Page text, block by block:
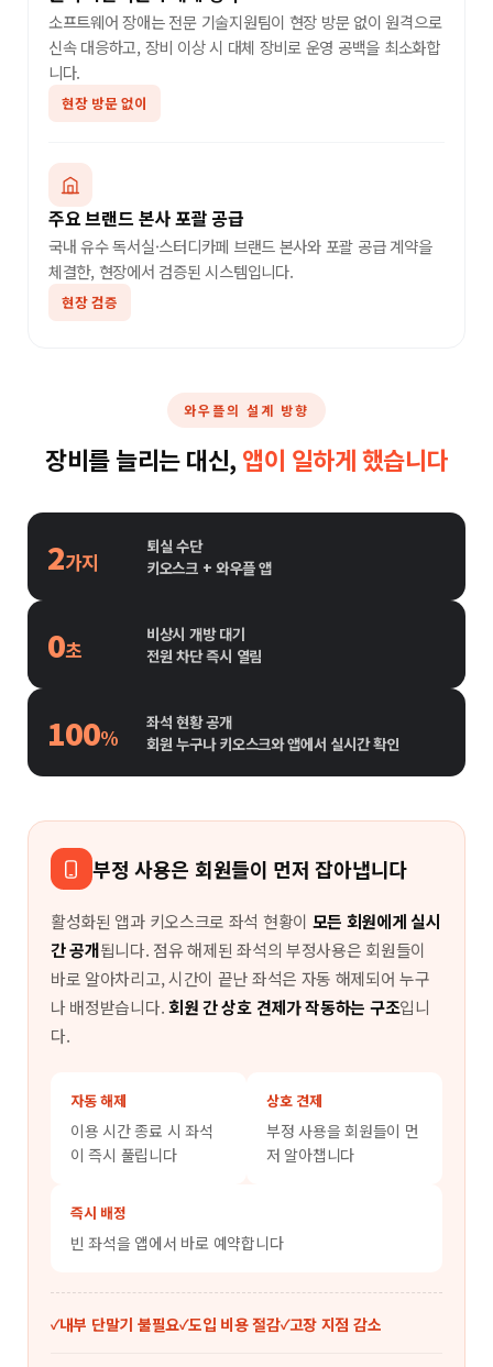
소프트웨어 장애는 전문 기술지원팀이 현장 방문 없이 원격으로
신속 대응하고, 장비 이상 시 대체 장비로 운영 공백을 최소화합
니다.
현장 방문 없이
주요 브랜드 본사 포괄 공급
국내 유수 독서실·스터디카페 브랜드 본사와 포괄 공급 계약을
체결한, 현장에서 검증된 시스템입니다.
현장 검증
와우플의 설계 방향
장비를 늘리는 대신, 앱이 일하게 했습니다
2가지
퇴실 수단
키오스크 + 와우플 앱
0초
비상시 개방 대기
전원 차단 즉시 열림
100%
좌석 현황 공개
회원 누구나 키오스크와 앱에서 실시간 확인
부정 사용은 회원들이 먼저 잡아냅니다
활성화된 앱과 키오스크로 좌석 현황이 모든 회원에게 실시
간 공개됩니다. 점유 해제된 좌석의 부정사용은 회원들이
바로 알아차리고, 시간이 끝난 좌석은 자동 해제되어 누구
나 배정받습니다.회원 간 상호 견제가 작동하는 구조입니
다.
자동 해제
이용 시간 종료 시 좌석
이 즉시 풀립니다
상호 견제
부정 사용을 회원들이 먼
저 알아챕니다
즉시 배정
빈 좌석을 앱에서 바로 예약합니다
내부 단말기 불필요 도입 비용 절감 고장 지점 감소